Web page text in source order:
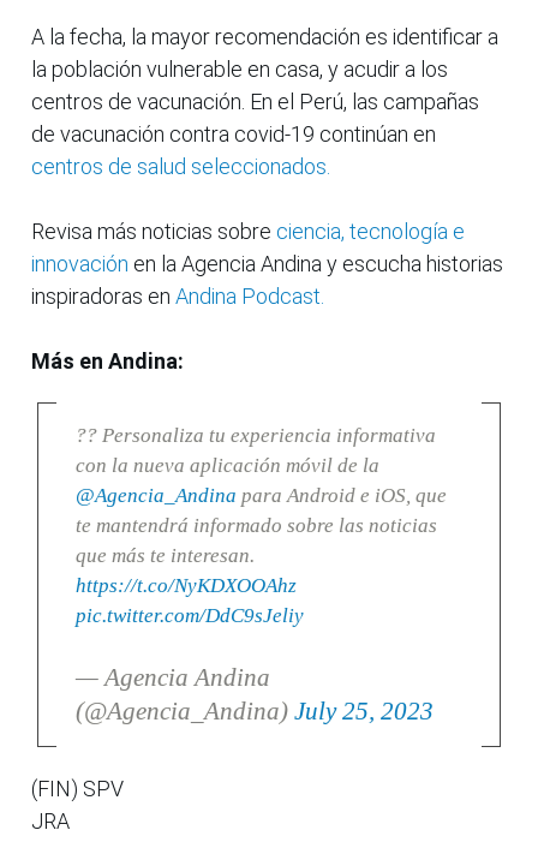
A la fecha, la mayor recomendación es identificar a
la población vulnerable en casa, y acudir a los
centros de vacunación. En el Perú, las campañas
de vacunación contra covid-19 continúan en
centros de salud seleccionados.
Revisa más noticias sobre ciencia, tecnología e
innovación en la Agencia Andina y escucha historias
inspiradoras en Andina Podcast.
Más en Andina:
?? Personaliza tu experiencia informativa
con la nueva aplicación móvil de la
@Agencia_Andina para Android e iOS, que
te mantendrá informado sobre las noticias
que más te interesan.
https://t.co/NyKDXOOAhz
pic.twitter.com/DdC9sJeliy
— Agencia Andina
(@Agencia_Andina) July 25, 2023
(FIN) SPV
JRA